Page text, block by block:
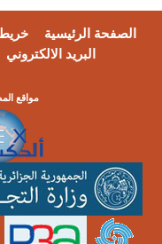
الصفحة الرئيسية
البريد الالكتروني
مواقع